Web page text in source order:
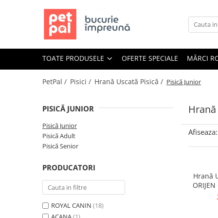
Toate Produsele
Câine Junior
Câine Senior
Câine Junior
Câine Adult
TOATE PRODUSELE OFERTE SPECIALE MĂRCI
PetPal / Pisici / Hrană Uscată Pisică / Pisică Junior
PISICĂ JUNIOR
Pisică Junior
Pisică Adult
Pisică Senior
PRODUCATORI
ROYAL CANIN (18)
Afiseaza:
Hrană